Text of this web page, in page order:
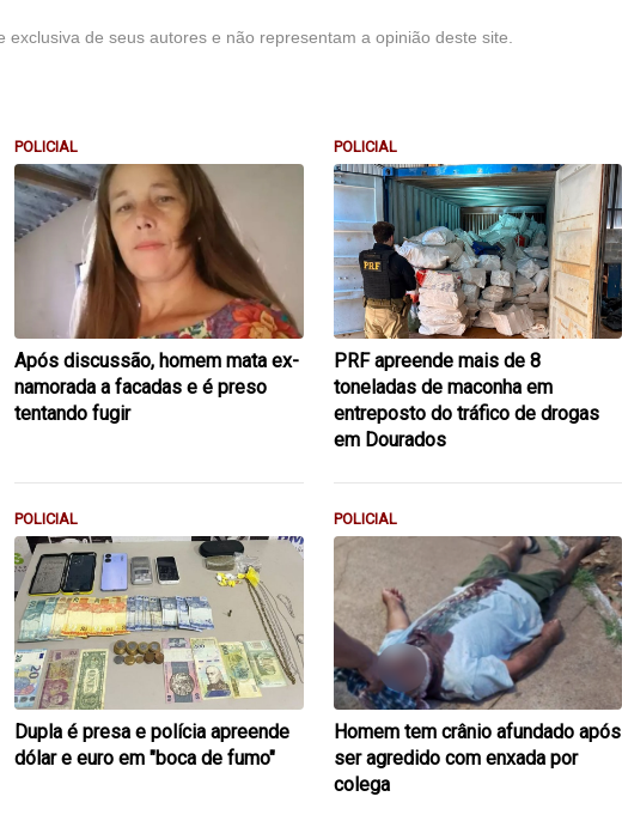
de seus autores e não representam a opinião deste site.
POLICIAL
Após discussão, homem mata ex-
namorada a facadas e é preso
tentando fugir
POLICIAL
PRF apreende mais de 8
toneladas de maconha em
entreposto do tráfico de drogas
em Dourados
POLICIAL
Dupla é presa e polícia apreende
dólar e euro em "boca de fumo"
POLICIAL
Homem tem crânio afundado após
ser agredido com enxada por
colega